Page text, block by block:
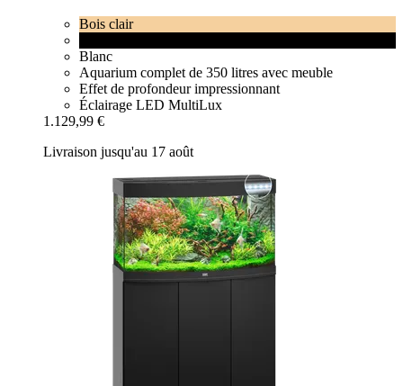
Bois clair
Blanc
Aquarium complet de 350 litres avec meuble
Effet de profondeur impressionnant
Éclairage LED MultiLux
1.129,99 €
Livraison jusqu'au 17 août